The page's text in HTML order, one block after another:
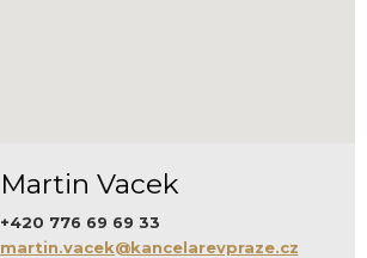
Martin Vacek
+420 776 69 69 33
martin.vacek@kancelarevpraze.cz